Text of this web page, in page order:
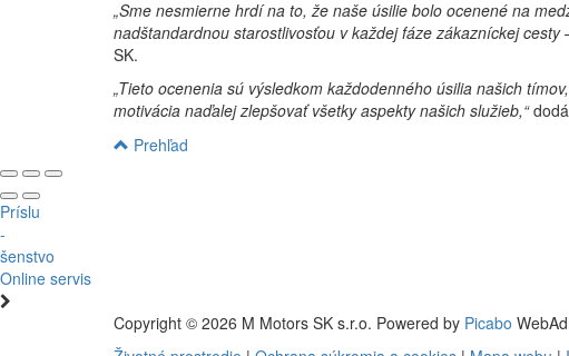
„Sme nesmierne hrdí na to, že naše úsilie bolo ocenené na
nadštandardnou starostlivosťou v každej fáze zákazníckej
SK.
„Tieto ocenenia sú výsledkom každodenného úsilia našich
motivácia naďalej zlepšovať všetky aspekty našich služieb,“
Prehľad
Príslu
-
šenstvo
Online servis
Copyright © 2026 M Motors SK s.r.o. Powered by Picabo